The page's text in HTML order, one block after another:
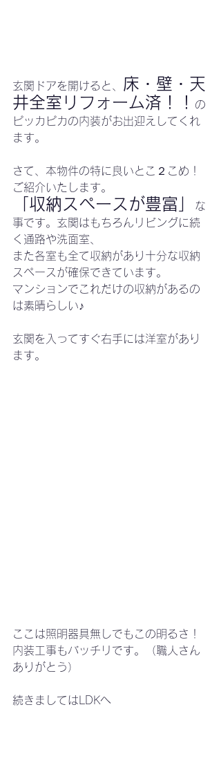
玄関ドアを開けると、
床・壁・天
井全室リフォーム済！！
の
ピッカピカの内装がお出迎えしてくれ
ます。
さて、本物件の特に良いとこ２こめ！
ご紹介いたします。
「収納スペースが豊富」
な
事です。玄関はもちろんリビングに続
く通路や洗面室、
また各室も全て収納があり十分な収納
スペースが確保できています。
マンションでこれだけの収納があるの
は素晴らしい♪
玄関を入ってすぐ右手には洋室があり
ます。
ここは照明器具無しでもこの明るさ！
内装工事もバッチリです。（職人さん
ありがとう）
続きましてはLDKへ